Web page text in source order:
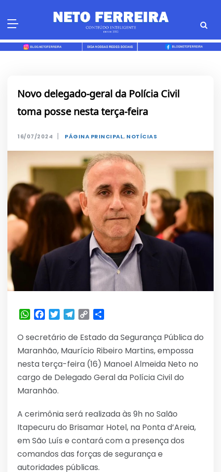
Novo delegado-geral da Polícia Civil
toma posse nesta terça-feira
16/07/2024 | PÁGINA PRINCIPAL, NOTÍCIAS
WhatsApp
Facebook
TwitterTelegram
Copy
O secretário de Estado da Segurança Pública do
Maranhão, Maurício Ribeiro Martins, empossa
nesta terça-feira (16) Manoel Almeida Neto no
cargo de Delegado Geral da Polícia Civil do
Maranhão.
A cerimônia será realizada às 9h no Salão
Itapecuru do Brisamar Hotel, na Ponta d’Areia,
em São Luís e contará com a presença dos
comandos das forças de segurança e
autoridades públicas.